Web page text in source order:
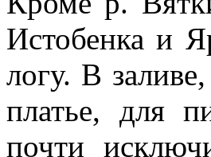
Истобенка и
логу. В
платье, для
почти